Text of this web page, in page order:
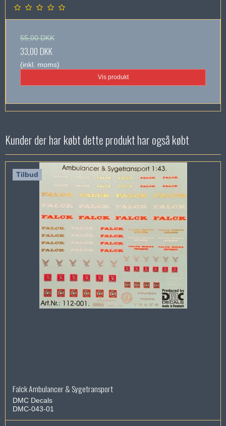
55,00 DKK
33,00 DKK
(inkl. moms)
Vis produkt
Kunder der har købt dette produkt har også købt
Tilbud
Falck Ambulancer & Sygetransport
DMC Decals
DMC-043-01